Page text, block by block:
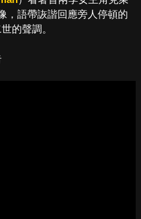
，語帶詼諧回應旁人停頓的
的聲調。